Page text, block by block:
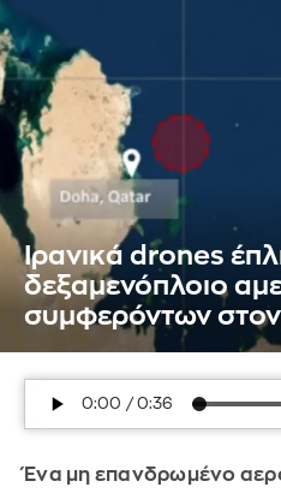
Ιρανικά drones
δεξαμενόπλοιο
συμφερόντων
Ένα μη επανδρωμένο